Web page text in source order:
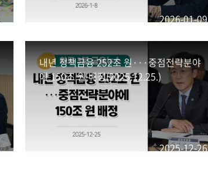
2026-01-09
내년 정책금융 252조 원···중점전략분야
에 150조 원 배정(2025.12.25.)
2025-12-26